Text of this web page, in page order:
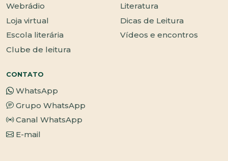
Webrádio
Loja virtual
Escola literária
Clube de leitura
Literatura
Dicas de Leitura
Vídeos e encontros
CONTATO
WhatsApp
Grupo WhatsApp
Canal WhatsApp
E-mail